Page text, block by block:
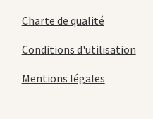
Charte de qualité
Conditions d'utilisation
Mentions légales